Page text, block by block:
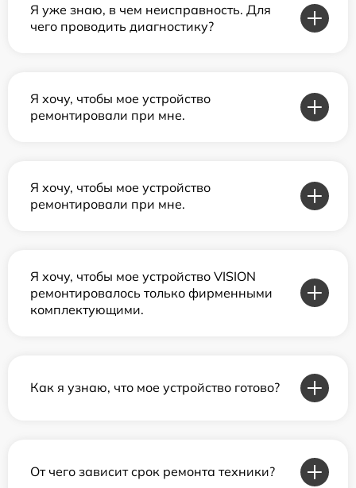
Я уже знаю, в чем неисправность. Для
чего проводить диагностику?
Я хочу, чтобы мое устройство
ремонтировали при мне.
Я хочу, чтобы мое устройство
ремонтировали при мне.
Я хочу, чтобы мое устройство VISION
ремонтировалось только фирменными
комплектующими.
Как я узнаю, что мое устройство готово?
От чего зависит срок ремонта техники?